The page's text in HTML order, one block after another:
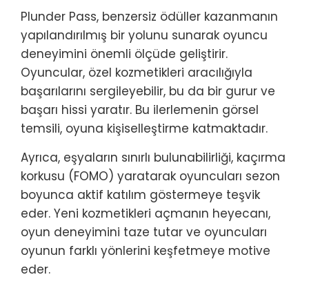
Plunder Pass, benzersiz ödüller kazanmanın
yapılandırılmış bir yolunu sunarak oyuncu
deneyimini önemli ölçüde geliştirir.
Oyuncular, özel kozmetikleri aracılığıyla
başarılarını sergileyebilir, bu da bir gurur ve
başarı hissi yaratır. Bu ilerlemenin görsel
temsili, oyuna kişiselleştirme katmaktadır.
Ayrıca, eşyaların sınırlı bulunabilirliği, kaçırma
korkusu (FOMO) yaratarak oyuncuları sezon
boyunca aktif katılım göstermeye teşvik
eder. Yeni kozmetikleri açmanın heyecanı,
oyun deneyimini taze tutar ve oyuncuları
oyunun farklı yönlerini keşfetmeye motive
eder.